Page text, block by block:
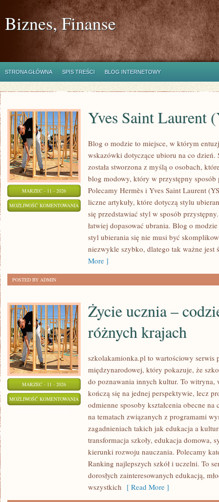
Biznes, Finanse
STRONA GŁÓWNA SPIS TREŚCI BLOG INTERNETOWY
MARZEC - 11 - 2026
MOŻLIWOŚĆ KOMENTOWANIA YVES
SAINT
LAURENT
(YSL)
Yves Saint Laurent
Blog o modzie to miejsce, w którym
wskazówki dotyczące ubioru na co dzień.
została stworzona z myślą o osobach,
blog modowy, który w przystępny sposób
Polecamy Hermès i Yves Saint Laurent
liczne artykuły, które dotyczą stylu
się przedstawiać styl w sposób
łatwiej dopasować ubrania. Blog o
styl ubierania się nie musi być
niezwykle szybko, dlatego tak ważne jest
More ]
POSTED BY ADMIN
MARZEC - 11 - 2026
MOŻLIWOŚĆ KOMENTOWANIA
KRAJACH
Życie ucznia –
różnych krajach
szkolakamionka.pl to wartościowy serwis
międzynarodowej, który pokazuje, że
do poznawania innych kultur. To
kończą się na jednej perspektywie, lecz
odmienne sposoby kształcenia obecne na
na tematach związanych z programami
zagadnieniach takich jak edukacja a
transformacja szkoły, edukacja domowa,
kierunki rozwoju nauczania. Polecamy
Ranking najlepszych szkół i uczelni. To
dorosłych zainteresowanych edukacją,
wszystkich [ Read More ]